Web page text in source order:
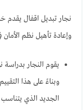
نجار تبديل اقفال يقدم
وإعادة تأهيل نظم الأمان
يقوم النجار بدراسة
وبناءً على هذا
الجديد الذي